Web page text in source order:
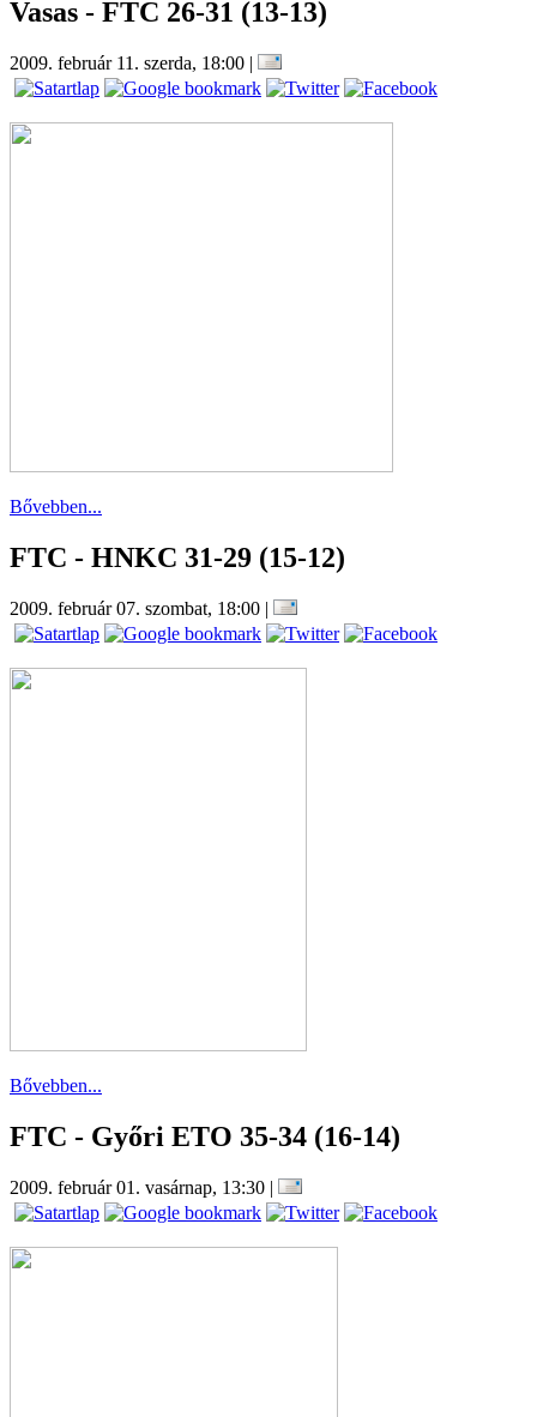
Vasas - FTC 26-31 (13-13)
2009. február 11. szerda, 18:00 |
Bővebben...
FTC - HNKC 31-29 (15-12)
2009. február 07. szombat, 18:00 |
Bővebben...
FTC - Győri ETO 35-34 (16-14)
2009. február 01. vasárnap, 13:30 |